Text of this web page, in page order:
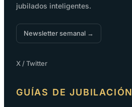
jubilados inteligentes.
Newsletter semanal →
X / Twitter
GUÍAS DE JUBILACIÓN